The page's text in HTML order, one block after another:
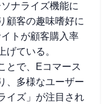
ナライズ機能に
顧客の趣味嗜好に
トが顧客購入率
げている。
とで、Eコマース
、多様なユーザー
イズ」が注目され